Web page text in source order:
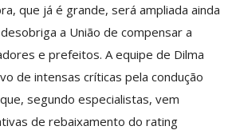
que já é grande, será ampliada ainda
a União de compensar a
e prefeitos. A equipe de Dilma
de intensas críticas pela condução
segundo especialistas, vem
de rebaixamento do rating